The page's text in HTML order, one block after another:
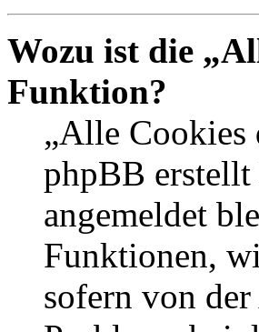
Wozu ist die
Funktion?
„Alle Cookies
phpBB erstellt
angemeldet
Funktionen,
sofern von